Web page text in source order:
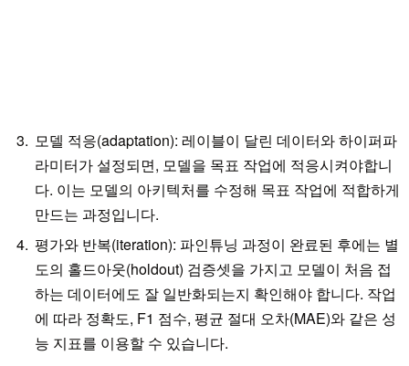
모델 적응(adaptation): 레이블이 달린 데이터와 하이퍼파
라미터가 설정되면, 모델을 목표 작업에 적응시켜야합니
다. 이는 모델의 아키텍처를 수정해 목표 작업에 적합하게
만드는 과정입니다.
평가와 반복(iteration): 파인튜닝 과정이 완료된 후에는 별
도의 홀드아웃(holdout) 검증셋을 가지고 모델이 처음 접
하는 데이터에도 잘 일반화되는지 확인해야 합니다. 작업
에 따라 정확도, F1 점수, 평균 절대 오차(MAE)와 같은 성
능 지표를 이용할 수 있습니다.